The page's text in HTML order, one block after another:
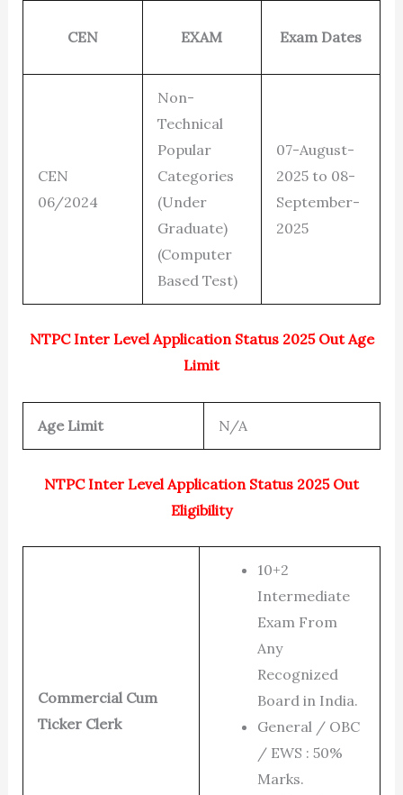
CEN EXAM Exam Dates
CEN
06/2024
Non-
Technical
Popular
Categories
(Under
Graduate)
(Computer
Based Test)
07-August-
2025 to 08-
September-
2025
NTPC Inter Level Application Status 2025 Out Age
Limit
Age Limit N/A
NTPC Inter Level Application Status 2025 Out
Eligibility
Commercial Cum
Ticker Clerk
10+2
Intermediate
Exam From
Any
Recognized
Board in India.
General / OBC
/ EWS : 50%
Marks.